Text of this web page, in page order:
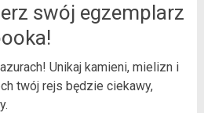
swój egzemplarz
Unikaj kamieni, mielizn i
twój rejs będzie ciekawy,